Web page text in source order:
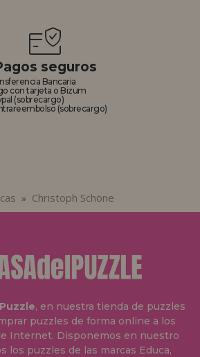
seguros
Bancaria
con tarjeta o Bizum
(sobrecargo)
(sobrecargo)
» Christoph Schöne
, en nuestra tienda de puzzles
puzzles de forma online a los
Internet. Disponemos en nuestro
los puzzles de las marcas Educa,